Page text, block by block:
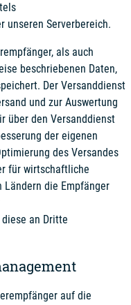
unseren Serverbereich.
als auch
beschriebenen Daten,
Der Versanddienst
und zur Auswertung
über den Versanddienst
der eigenen
des Versandes
für wirtschaftliche
Ländern die Empfänger
an Dritte
auf die